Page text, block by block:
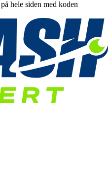
hele siden med koden